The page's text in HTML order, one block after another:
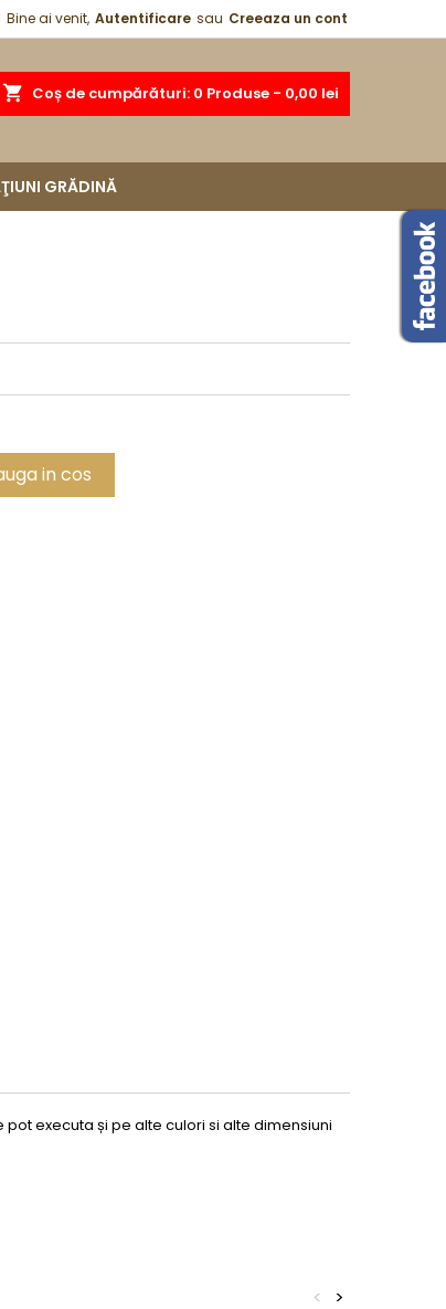
Bine ai venit, Autentificare sau Creeaza un cont
shopping_cart Coș de cumpărături: 0 Produse - 0,00 lei
GRĂDINĂ
in cos
executa și pe alte culori si alte dimensiuni
>
<